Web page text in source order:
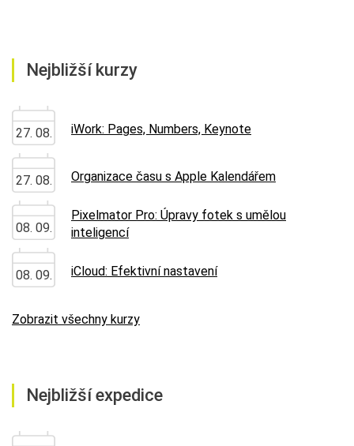
Nejbližší kurzy
27. 08. iWork: Pages, Numbers, Keynote
27. 08. Organizace času s Apple Kalendářem
08. 09.
Pixelmator Pro: Úpravy fotek s umělou
inteligencí
08. 09. iCloud: Efektivní nastavení
Zobrazit všechny kurzy
Nejbližší expedice